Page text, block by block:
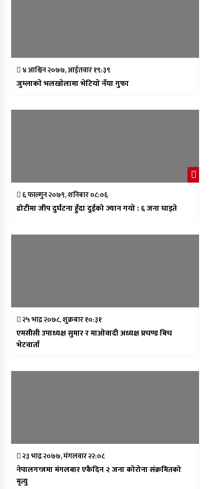
४ आश्विन २०७७, आईतवार १९:३९
जुम्लाकाे भलखाेलामा भेटियाे नँया गुफा
६ फाल्गुन २०७९, शनिबार ०८:०६
डोटीमा जीप दुर्घटना हुँदा दुईको ज्यान गयो : ६ जना घाइते
२५ भाद्र २०७८, शुक्रबार १०:३१
एमसीसी उपाध्यक्ष सुमार र माओवादी अध्यक्ष प्रचण्ड बिच
भेटवार्ता
२३ भाद्र २०७७, मंगलवार २२:०८
नेपालगन्जमा मंगलबार एकैदिन २ जना कोरोना संक्रमितको
मृत्यु